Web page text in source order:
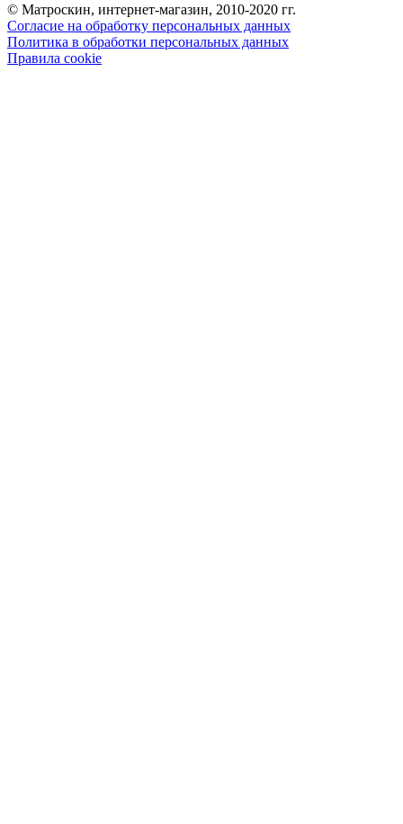
© Матроскин, интернет-магазин, 2010-2020 гг.
Согласие на обработку персональных данных
Политика в обработки персональных данных
Правила cookie